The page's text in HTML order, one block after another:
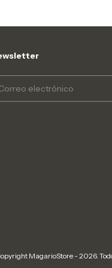
MagarioStore - 2026.